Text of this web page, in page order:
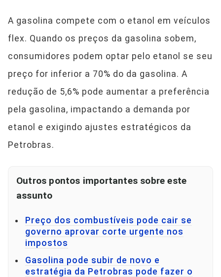
A gasolina compete com o etanol em veículos
flex. Quando os preços da gasolina sobem,
consumidores podem optar pelo etanol se seu
preço for inferior a 70% do da gasolina. A
redução de 5,6% pode aumentar a preferência
pela gasolina, impactando a demanda por
etanol e exigindo ajustes estratégicos da
Petrobras.
Outros pontos importantes sobre este
assunto
Preço dos combustíveis pode cair se
governo aprovar corte urgente nos
impostos
Gasolina pode subir de novo e
estratégia da Petrobras pode fazer o